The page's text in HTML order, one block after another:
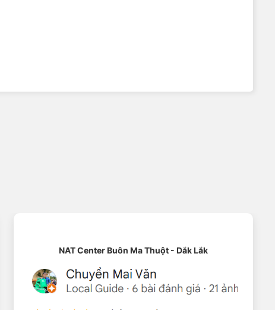
NAT Center Buôn Ma Thuột - Dắk Lắk